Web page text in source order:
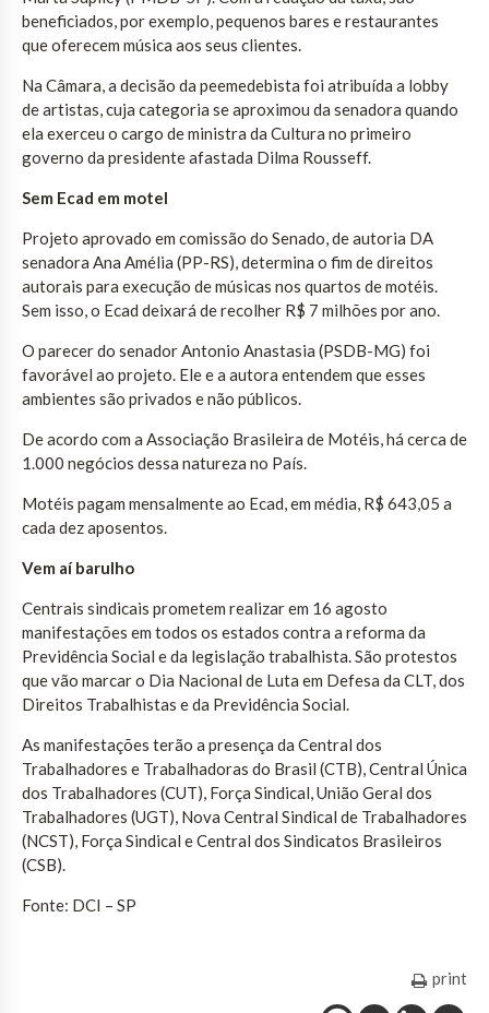
beneficiados, por exemplo, pequenos bares e restaurantes
que oferecem música aos seus clientes.
Na Câmara, a decisão da peemedebista foi atribuída a lobby
de artistas, cuja categoria se aproximou da senadora quando
ela exerceu o cargo de ministra da Cultura no primeiro
governo da presidente afastada Dilma Rousseff.
Sem Ecad em motel
Projeto aprovado em comissão do Senado, de autoria DA
senadora Ana Amélia (PP-RS), determina o fim de direitos
autorais para execução de músicas nos quartos de motéis.
Sem isso, o Ecad deixará de recolher R$ 7 milhões por ano.
O parecer do senador Antonio Anastasia (PSDB-MG) foi
favorável ao projeto. Ele e a autora entendem que esses
ambientes são privados e não públicos.
De acordo com a Associação Brasileira de Motéis, há cerca de
1.000 negócios dessa natureza no País.
Motéis pagam mensalmente ao Ecad, em média, R$ 643,05 a
cada dez aposentos.
Vem aí barulho
Centrais sindicais prometem realizar em 16 agosto
manifestações em todos os estados contra a reforma da
Previdência Social e da legislação trabalhista. São protestos
que vão marcar o Dia Nacional de Luta em Defesa da CLT, dos
Direitos Trabalhistas e da Previdência Social.
As manifestações terão a presença da Central dos
Trabalhadores e Trabalhadoras do Brasil (CTB), Central Única
dos Trabalhadores (CUT), Força Sindical, União Geral dos
Trabalhadores (UGT), Nova Central Sindical de Trabalhadores
(NCST), Força Sindical e Central dos Sindicatos Brasileiros
(CSB).
Fonte: DCI – SP
print